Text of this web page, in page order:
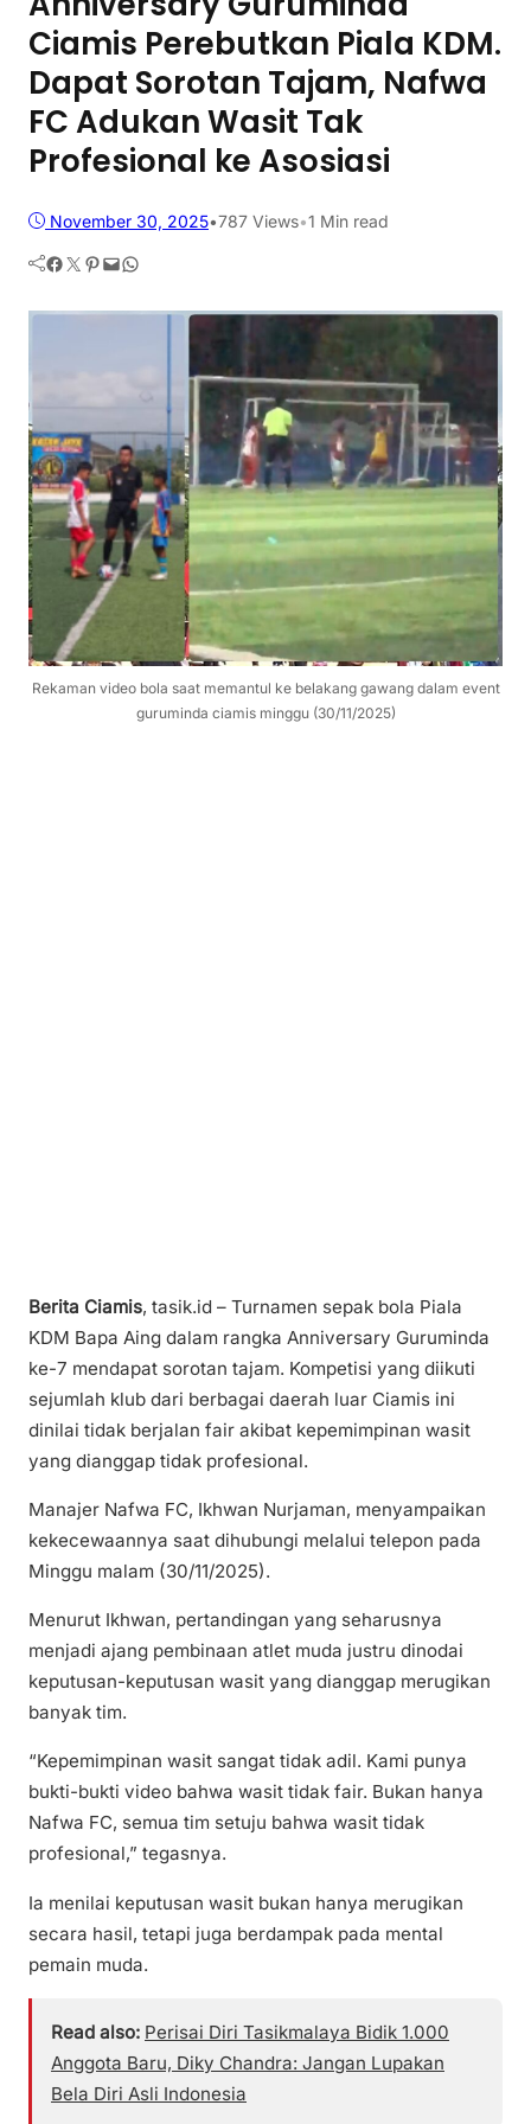
Ciamis Perebutkan Piala KDM.
Dapat Sorotan Tajam, Nafwa
FC Adukan Wasit Tak
Profesional ke Asosiasi
November 30, 2025•787 Views•1 Min read
Facebook Twitter Pinterest Mail WhatsApp
Rekaman video bola saat memantul ke belakang gawang dalam event
guruminda ciamis minggu (30/11/2025)
Berita Ciamis, tasik.id – Turnamen sepak bola Piala
KDM Bapa Aing dalam rangka Anniversary Guruminda
ke-7 mendapat sorotan tajam. Kompetisi yang diikuti
sejumlah klub dari berbagai daerah luar Ciamis ini
dinilai tidak berjalan fair akibat kepemimpinan wasit
yang dianggap tidak profesional.
Manajer Nafwa FC, Ikhwan Nurjaman, menyampaikan
kekecewaannya saat dihubungi melalui telepon pada
Minggu malam (30/11/2025).
Menurut Ikhwan, pertandingan yang seharusnya
menjadi ajang pembinaan atlet muda justru dinodai
keputusan-keputusan wasit yang dianggap merugikan
banyak tim.
“Kepemimpinan wasit sangat tidak adil. Kami punya
bukti-bukti video bahwa wasit tidak fair. Bukan hanya
Nafwa FC, semua tim setuju bahwa wasit tidak
profesional,” tegasnya.
Ia menilai keputusan wasit bukan hanya merugikan
secara hasil, tetapi juga berdampak pada mental
pemain muda.
Read also: Perisai Diri Tasikmalaya Bidik 1.000
Anggota Baru, Diky Chandra: Jangan Lupakan
Bela Diri Asli Indonesia